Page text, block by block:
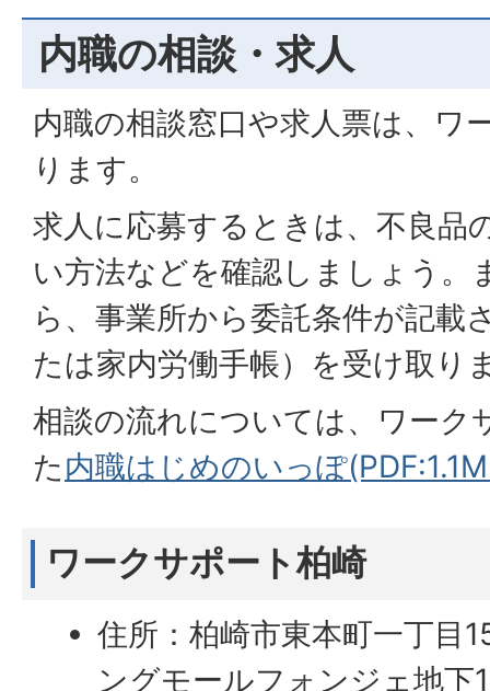
内職の相談・求人
内職の相談窓口や求人票は、ワ
ります。
求人に応募するときは、不良品
い方法などを確認しましょう。
ら、事業所から委託条件が記載
たは家内労働手帳）を受け取り
相談の流れについては、ワーク
た内職はじめのいっぽ
ワークサポート柏崎
住所：柏崎市東本町一丁目
ングモールフォンジェ地下